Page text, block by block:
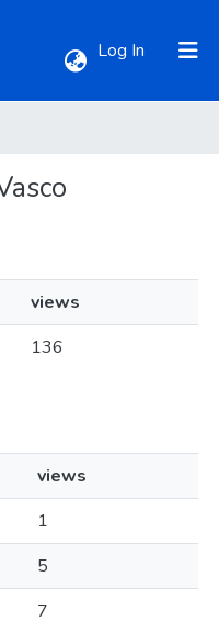
Log In (current)
views
136
views
1
5
7